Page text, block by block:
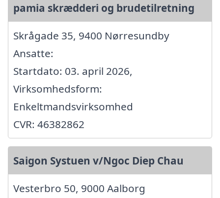
pamia skrædderi og brudetilretning
Skrågade 35, 9400 Nørresundby
Ansatte:
Startdato: 03. april 2026,
Virksomhedsform:
Enkeltmandsvirksomhed
CVR: 46382862
Saigon Systuen v/Ngoc Diep Chau
Vesterbro 50, 9000 Aalborg